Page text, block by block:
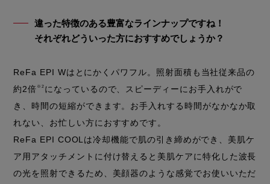
違った特徴のある豊富なラインナップですね！
それぞれどういった方におすすめでしょうか？
ReFa EPI Wはとにかくパワフル。照射面積も当社従来品の
約2倍 ※2 になっているので、スピーディーにお手入れがで
き、時間の短縮ができます。お手入れする時間がなかなか取
れない、お忙しい方におすすめです。
ReFa EPI COOLは冷却機能で肌の引き締めができ、美肌ケ
ア用アタッチメントに付け替えると美肌ケアに特化した波長
の光を照射できるため、美顔器のような感覚でお使いいただ